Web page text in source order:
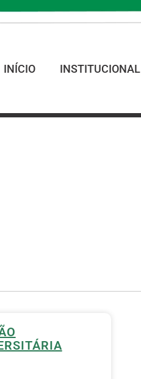
INÍCIO INSTITUCIONAL